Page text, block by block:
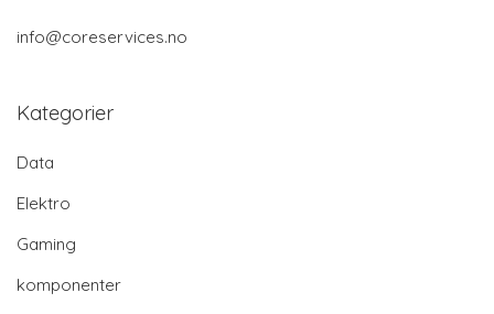
info@coreservices.no
Kategorier
Data
Elektro
Gaming
komponenter